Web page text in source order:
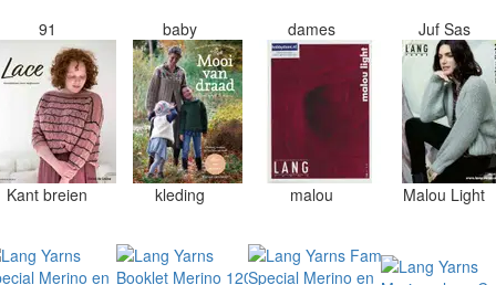
91 baby dames Juf Sas
Kant breien kleding malou Malou Light